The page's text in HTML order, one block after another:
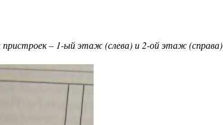
пристроек – 1-ый этаж (слева) и 2-ой этаж (справа)